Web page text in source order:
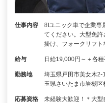
仕事内容
8tユニック車で企業専
てください。大型免
掛け、フォークリフ
給与 日給19,000円～＋各
勤務地
埼玉県戸田市美女木
玉県さいたま市岩槻区
応募資格
未経験大歓迎！＊大